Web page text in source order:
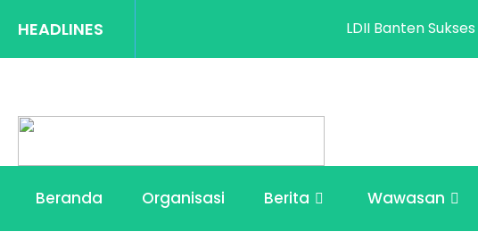
HEADLINES LDII Banten Sukses
Beranda Organisasi Berita Wawasan